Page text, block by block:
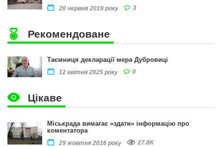
20 червня 2019 року 3
Рекомендоване
Таємниця декларації мера Дубровиці
12 квітня 2025 року 0
Цікаве
Міськрада вимагає «здати» інформацію про
коментатора
29 жовтня 2016 року 27.8K